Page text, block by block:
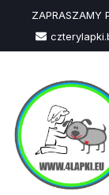
Przejdź
treści
ZAPRASZAMY